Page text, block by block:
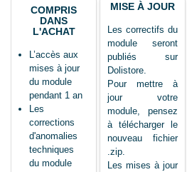
COMPRIS
DANS
L'ACHAT
L’accès aux
mises à jour
du module
pendant 1 an
Les
corrections
d'anomalies
techniques
du module
MISE À JOUR
Les correctifs du
module seront
publiés sur
Dolistore.
Pour mettre à
jour votre
module, pensez
à télécharger le
nouveau fichier
.zip.
Les mises à jour